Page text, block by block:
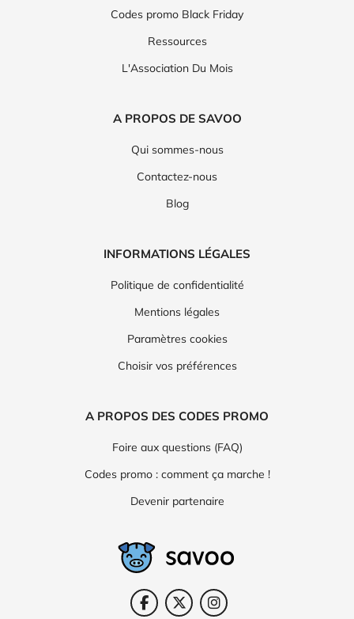
Codes promo Black Friday
Ressources
L'Association Du Mois
A PROPOS DE SAVOO
Qui sommes-nous
Contactez-nous
Blog
INFORMATIONS LÉGALES
Politique de confidentialité
Mentions légales
Paramètres cookies
Choisir vos préférences
A PROPOS DES CODES PROMO
Foire aux questions (FAQ)
Codes promo : comment ça marche !
Devenir partenaire